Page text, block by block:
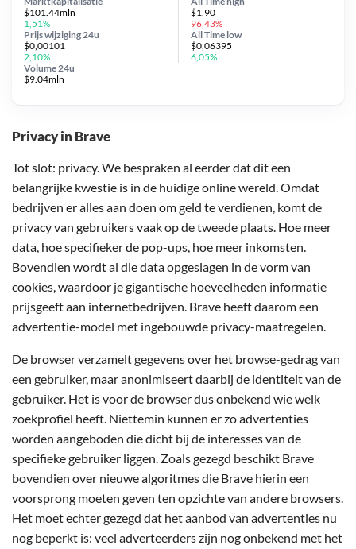
Prijs wijziging24u
$0,00101
2,10%
$101.44mln
1,51%
Volume 24u
$9.04mln
$1,90
96,43%
All Time low
$0,06395
6,05%
Privacy in Brave
Tot slot: privacy. We bespraken al eerder dat dit een
belangrijke kwestie is in de huidige online wereld. Omdat
bedrijven er alles aan doen om geld te verdienen, komt de
privacy van gebruikers vaak op de tweede plaats. Hoe meer
data, hoe specifieker de pop-ups, hoe meer inkomsten.
Bovendien wordt al die data opgeslagen in de vorm van
cookies, waardoor je gigantische hoeveelheden informatie
prijsgeeft aan internetbedrijven. Brave heeft daarom een
advertentie-model met ingebouwde privacy-maatregelen.
De browser verzamelt gegevens over het browse-gedrag van
een gebruiker, maar anonimiseert daarbij de identiteit van de
gebruiker. Het is voor de browser dus onbekend wie welk
zoekprofiel heeft. Niettemin kunnen er zo advertenties
worden aangeboden die dicht bij de interesses van de
specifieke gebruiker liggen. Zoals gezegd beschikt Brave
bovendien over nieuwe algoritmes die Brave hierin een
voorsprong moeten geven ten opzichte van andere browsers.
Het moet echter gezegd dat het aanbod van advertenties nu
nog beperkt is: veel adverteerders zijn nog onbekend met het